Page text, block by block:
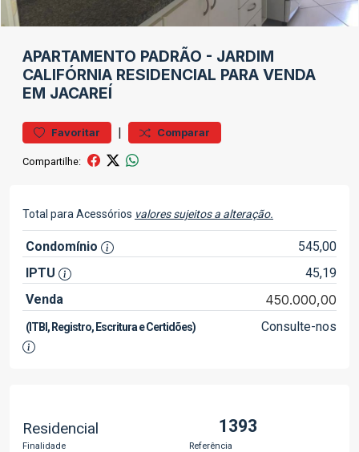
APARTAMENTO PADRÃO - JARDIM
CALIFÓRNIA RESIDENCIAL PARA VENDA
EM JACAREÍ
Favoritar | Comparar
Compartilhe:
Total para Acessórios valores sujeitos a alteração.
Condomínio
545,00
IPTU
45,19
Venda
450.000,00
(ITBI, Registro, Escritura e Certidões) Consulte-nos
Residencial
Finalidade
1393
Referência